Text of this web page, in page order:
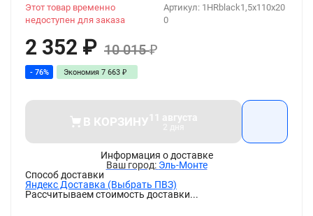
Артикул: 1HRblack1,5x110x20
0
Этот товар временно
недоступен для заказа
2 352 ₽ 10 015₽
- 76% Экономия 7 663 ₽
В КОРЗИНУ11 августа
Информация о доставке
Эль-Монте
Способ доставки
Яндекс Доставка (Выбрать ПВЗ)
Рассчитываем стоимость доставки...